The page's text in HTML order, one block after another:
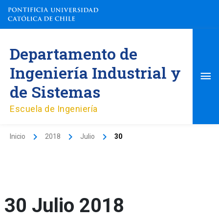
contenido
Departamento de
Ingeniería Industrial y
de Sistemas
Escuela de Ingeniería
Inicio 2018 Julio 30
30 Julio 2018